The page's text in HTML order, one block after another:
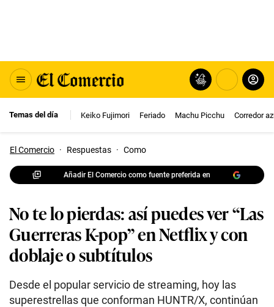
Temas del día Keiko Fujimori Feriado Machu Picchu Corredor
El Comercio · Respuestas · Como
Añadir El Comercio como fuente preferida en
No te lo pierdas: así puedes ver “Las
Guerreras K-pop” en Netflix y con
doblaje o subtítulos
Desde el popular servicio de streaming, hoy las
superestrellas que conforman HUNTR/X, continúan